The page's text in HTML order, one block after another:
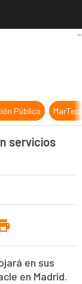
Tech
Pública
servicios
en sus
en Madrid.